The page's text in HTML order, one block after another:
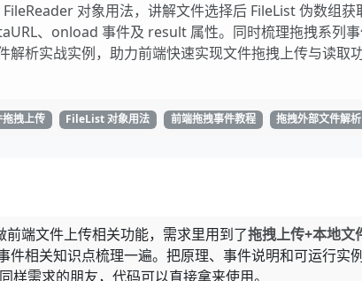
对象用法，讲解文件选择后 FileList 伪数组获
、onload 事件及 result 属性。同时梳理拖拽系列
析实战实例，助力前端快速实现文件拖拽上传与读取
拽上传 FileList 对象用法 前端拖拽事件教程 拖拽外部文件解析
端文件上传相关功能，需求里用到了拖拽上传+本地文
件相关知识点梳理一遍。把原理、事件说明和可运行实
需求的朋友，代码可以直接拿来使用。